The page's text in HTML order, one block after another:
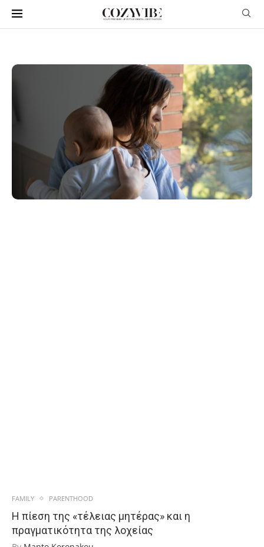
FAMILY PARENTHOOD
Η πίεση της «τέλειας μητέρας» και η
πραγματικότητα της λοχείας